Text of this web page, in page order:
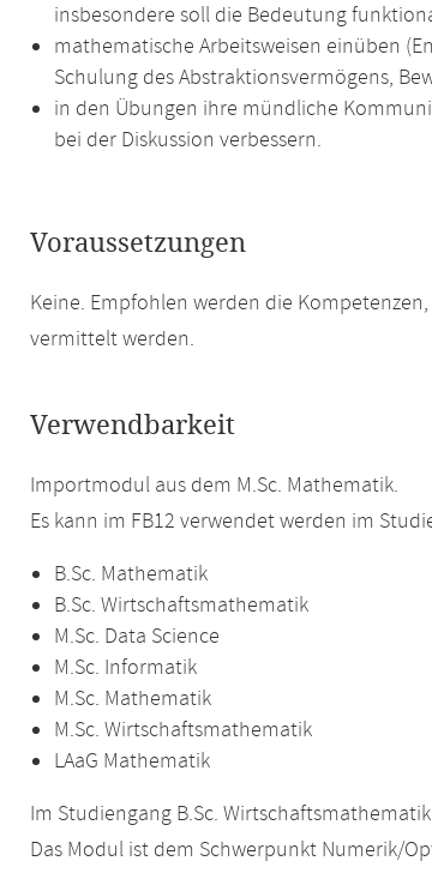
insbesondere soll die Bedeutung
mathematische Arbeitsweisen einüben
Schulung des Abstraktionsvermögens,
in den Übungen ihre mündliche
bei der Diskussion verbessern.
Voraussetzungen
Keine. Empfohlen werden die
vermittelt werden.
Verwendbarkeit
Importmodul aus dem M.Sc. Mathematik.
Es kann im FB12 verwendet werden im
B.Sc. Mathematik
B.Sc. Wirtschaftsmathematik
M.Sc. Data Science
M.Sc. Informatik
M.Sc. Mathematik
M.Sc. Wirtschaftsmathematik
LAaG Mathematik
Im Studiengang B.Sc.
Das Modul ist dem Schwerpunkt Numerik/